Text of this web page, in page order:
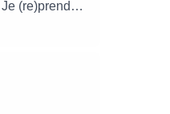
(re)prends
replay n'est
: